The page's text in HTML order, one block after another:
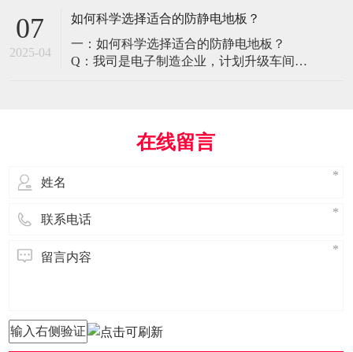
环境特殊性对防静电地板提出了前所未有
疗影像环境的特殊需求 电磁兼容性要求 •
MRI室需完全无磁：磁化率<0.001（
07
2025-04
如何科学选择适合的防静电地板？
一：如何科学选择适合的防静电地板？
Q：我司是电子制造企业，计划升级车间地
用场景、技术指标及长期维护成本综合考
量。作为深耕行业多年的广东立品地板科
在线留言